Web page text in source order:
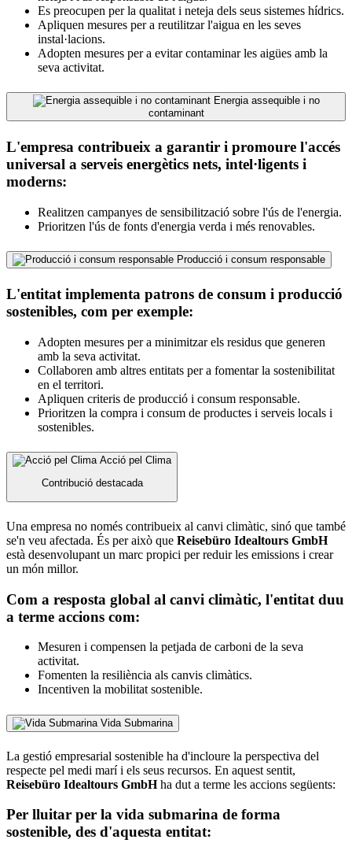
Es preocupen per la qualitat i neteja dels seus sistemes hídrics.
Apliquen mesures per a reutilitzar l'aigua en les seves
instal·lacions.
Adopten mesures per a evitar contaminar les aigües amb la
seva activitat.
Energia assequible i no
contaminant
L'empresa contribueix a garantir i promoure l'accés
universal a serveis energètics nets, intel·ligents i
moderns:
Realitzen campanyes de sensibilització sobre l'ús de l'energia.
Prioritzen l'ús de fonts d'energia verda i més renovables.
Producció i consum responsable
L'entitat implementa patrons de consum i producció
sostenibles, com per exemple:
Adopten mesures per a minimitzar els residus que generen
amb la seva activitat.
Collaboren amb altres entitats per a fomentar la sostenibilitat
en el territori.
Apliquen criteris de producció i consum responsable.
Prioritzen la compra i consum de productes i serveis locals i
sostenibles.
Acció pel Clima
Contribució destacada
Una empresa no només contribueix al canvi climàtic, sinó que també
se'n veu afectada. És per això que Reisebüro Idealtours GmbH
està desenvolupant un marc propici per reduir les emissions i crear
un món millor.
Com a resposta global al canvi climàtic, l'entitat duu
a terme accions com:
Mesuren i compensen la petjada de carboni de la seva
activitat.
Fomenten la resiliència als canvis climàtics.
Incentiven la mobilitat sostenible.
Vida Submarina
La gestió empresarial sostenible ha d'incloure la perspectiva del
respecte pel medi marí i els seus recursos. En aquest sentit,
Reisebüro Idealtours GmbHha dut a terme les accions següents:
Per lluitar per la vida submarina de forma
sostenible, des d'aquesta entitat: